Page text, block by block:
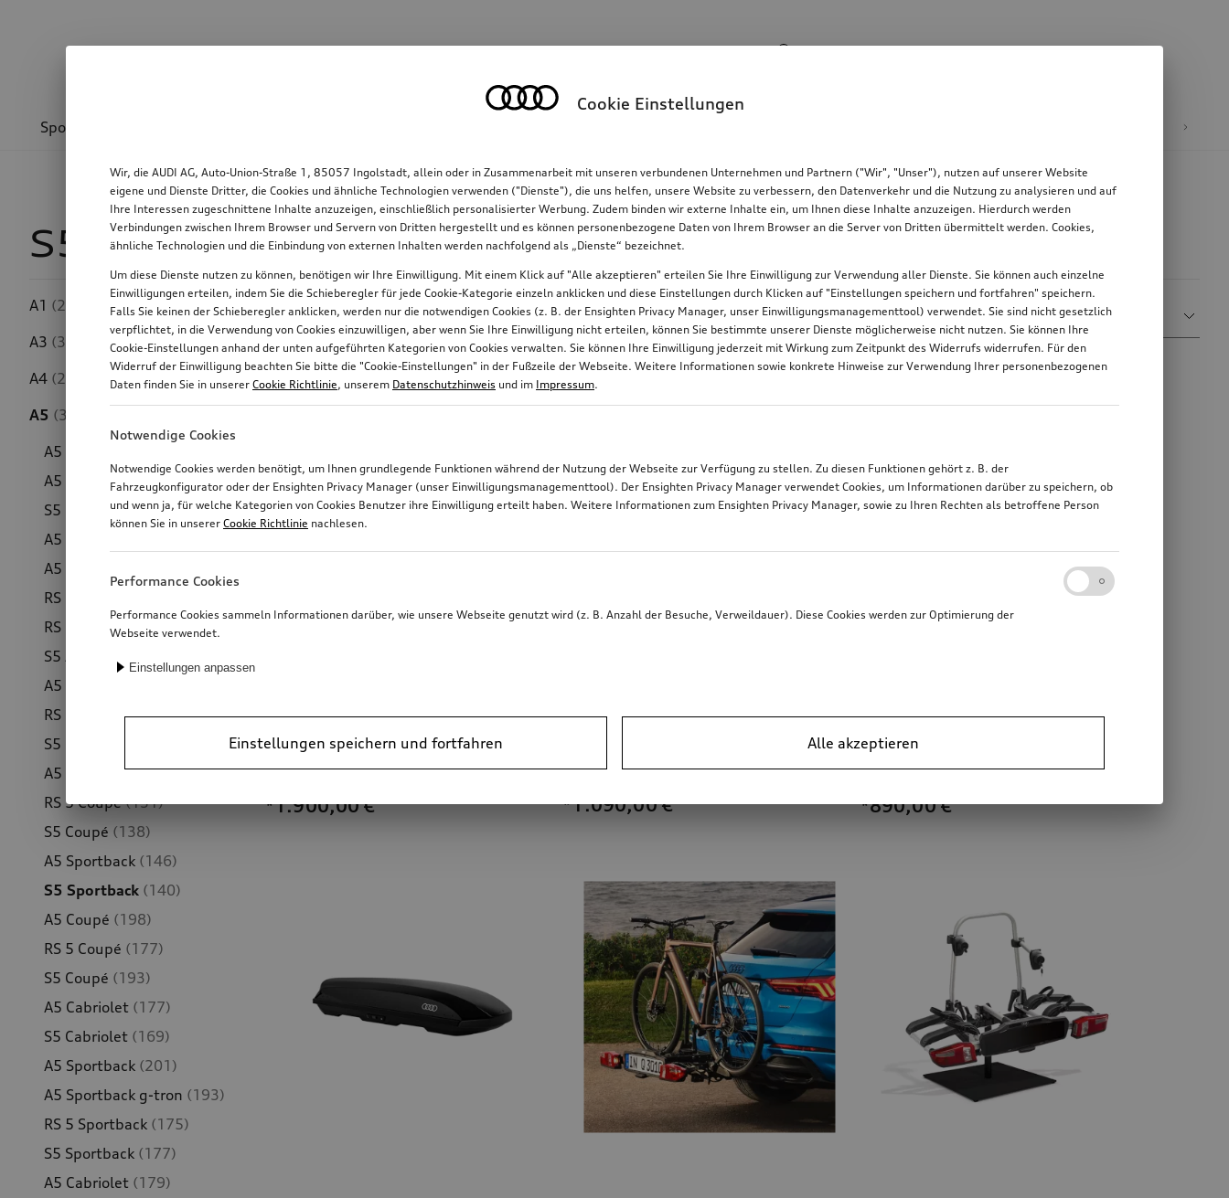
Suchinhalte
Sport & Design
S5 Sportback 140
A1 (232)
A3 (314)
A4 (267)
A5 (319)
A5 Limousine e-hybrid
A5 Limousine
(184)
S5 Limousine(178)
A5 Avant
A5 Avant e-hybrid
RS 5 Avant
RS 5 Limousine
S5 Avant
A5 Cabriolet
RS 5 Cabriolet(115)
S5 Cabriolet
A5 Coupé
(142)
RS 5 Coupé(131)
S5 Coupé (138)
A5 Sportback (146)
S5 Sportback (140)
A5 Coupé (198)
RS 5 Coupé (177)
S5 Coupé (193)
A5 Cabriolet (177)
S5 Cabriolet (169)
A5 Sportback (201)
A5 Sportback g-tron (193)
RS 5 Sportback (175)
S5 Sportback (177)
A5 Cabriolet (179)
Preis
Sortieren nach
Relevanz
Dachkorb
*1.900,00€ *1.090,00€
Heckbox
*890,00€
Cookie Einstellungen
Wir, die AUDI AG, Auto-Union-Straße 1, 85057 Ingolstadt, allein oder in Zusammenarbeit mit unseren verbundenen Unternehmen und Partnern ("Wir", "Unser"), nutzen auf unserer Website
eigene und Dienste Dritter, die Cookies und ähnliche Technologien verwenden ("Dienste"), die uns helfen, unsere Website zu verbessern, den Datenverkehr und die Nutzung zu analysieren und auf
Ihre Interessen zugeschnittene Inhalte anzuzeigen, einschließlich personalisierter Werbung. Zudem binden wir externe Inhalte ein, um Ihnen diese Inhalte anzuzeigen. Hierdurch werden
Verbindungen zwischen Ihrem Browser und Servern von Dritten hergestellt und es können personenbezogene Daten von Ihrem Browser an die Server von Dritten übermittelt werden. Cookies,
ähnliche Technologien und die Einbindung von externen Inhalten werden nachfolgend als „Dienste“ bezeichnet.
Um diese Dienste nutzen zu können, benötigen wir Ihre Einwilligung. Mit einem Klick auf "Alle akzeptieren" erteilen Sie Ihre Einwilligung zur Verwendung aller Dienste. Sie können auch einzelne
Einwilligungen erteilen, indem Sie die Schieberegler für jede Cookie-Kategorie einzeln anklicken und diese Einstellungen durch Klicken auf "Einstellungen speichern und fortfahren" speichern.
Falls Sie keinen der Schieberegler anklicken, werden nur die notwendigen Cookies (z. B. der Ensighten Privacy Manager, unser Einwilligungsmanagementtool) verwendet. Sie sind nicht gesetzlich
verpflichtet, in die Verwendung von Cookies einzuwilligen, aber wenn Sie Ihre Einwilligung nicht erteilen, können Sie bestimmte unserer Dienste möglicherweise nicht nutzen. Sie können Ihre
Cookie-Einstellungen anhand der unten aufgeführten Kategorien von Cookies verwalten. Sie können Ihre Einwilligung jederzeit mit Wirkung zum Zeitpunkt des Widerrufs widerrufen. Für den
Widerruf der Einwilligung beachten Sie bitte die "Cookie-Einstellungen" in der Fußzeile der Webseite. Weitere Informationen sowie konkrete Hinweise zur Verwendung Ihrer personenbezogenen
Daten finden Sie in unserer Cookie Richtlinie, unserem Datenschutzhinweis und im Impressum.
Notwendige Cookies
Notwendige Cookies werden benötigt, um Ihnen grundlegende Funktionen während der Nutzung der Webseite zur Verfügung zu stellen. Zu diesen Funktionen gehört z. B. der
Fahrzeugkonfigurator oder der Ensighten Privacy Manager (unser Einwilligungsmanagementtool). Der Ensighten Privacy Manager verwendet Cookies, um Informationen darüber zu speichern, ob
und wenn ja, für welche Kategorien von Cookies Benutzer ihre Einwilligung erteilt haben. Weitere Informationen zum Ensighten Privacy Manager, sowie zu Ihren Rechten als betroffene Person
können Sie in unserer Cookie Richtlinie nachlesen.
Performance Cookies
Performance Cookies sammeln Informationen darüber, wie unsere Webseite genutzt wird (z. B. Anzahl der Besuche, Verweildauer). Diese Cookies werden zur Optimierung der
Webseite verwendet.
Einstellungen anpassen
Alle akzeptieren
Einstellungen speichern und fortfahren